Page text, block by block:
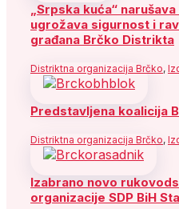
„Srpska kuća“
ugrožava sigurnost i
građana Brčko Distrikta
Distriktna organizacija Brčko,
Predstavljena koalicija
Distriktna organizacija Brčko,
Izabrano novo
organizacije SDP BiH